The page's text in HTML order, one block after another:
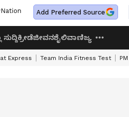
Add Preferred Source
ಸುದ್ದಿಕ್ರೀಡೆಜೀವನಶೈಲಿವಾಣಿಜ್ಯ
Express Team India Fitness Test